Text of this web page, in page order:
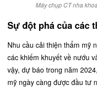
Máy chụp CT nha
Sự đột phá của các
Nhu cầu cải thiện thẩm mỹ
các khiếm khuyết về nướu
vậy, dự báo trong năm
mỹ ngày càng được đầu tư